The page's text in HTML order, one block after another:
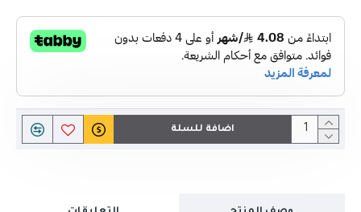
اضافة للسلة